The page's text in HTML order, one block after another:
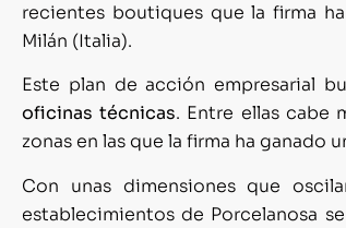
recientes boutiques que la firma
Milán (Italia).
Este plan de acción empresarial
oficinas técnicas. Entre ellas cabe
zonas en las que la firma ha
Con unas dimensiones que
establecimientos de Porcelanosa